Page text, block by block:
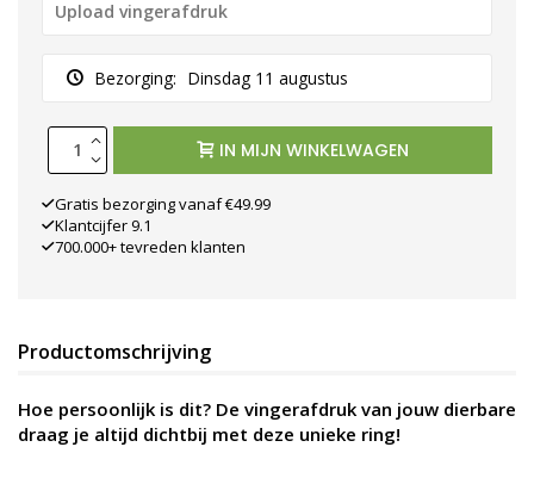
Bezorging: Dinsdag 11 augustus
IN MIJN WINKELWAGEN
Gratis bezorging vanaf €49.99
Klantcijfer 9.1
700.000+ tevreden klanten
Productomschrijving
Hoe persoonlijk is dit? De vingerafdruk van jouw dierbare
draag je altijd dichtbij met deze unieke ring!